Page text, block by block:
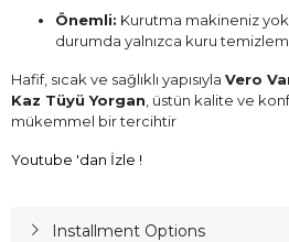
Önemli: Kurutma makineniz
durumda yalnızca kuru
Hafif, sıcak ve sağlıklı yapısıyla Vero
Kaz Tüyü Yorgan , üstün kalite ve
mükemmel bir tercihtir
Youtube 'dan İzle !
Installment Options